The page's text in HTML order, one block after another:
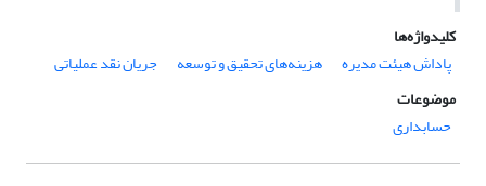
کلیدواژه‌ها
پاداش هیئت مدیره
هزینه‌های تحقیق و توسعه
جریان نقد عملیاتی
موضوعات
حسابداری